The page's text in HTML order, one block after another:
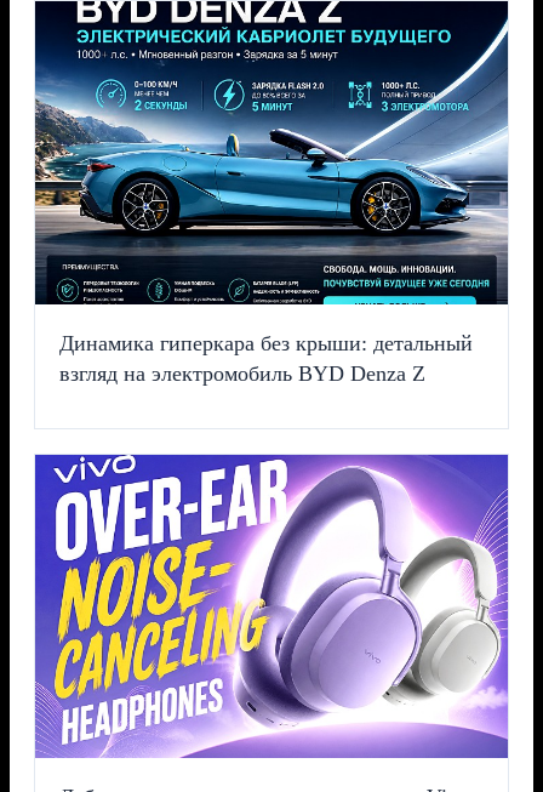
Динамика гиперкара без крыши: детальный
взгляд на электромобиль BYD Denza Z